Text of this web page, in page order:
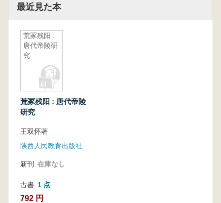
最近見た本
荒冢残阳 :
唐代帝陵研
究
荒冢残阳 : 唐代帝陵
研究
王双怀著
陕西人民教育出版社
新刊 在庫なし
古書 1 点
792 円